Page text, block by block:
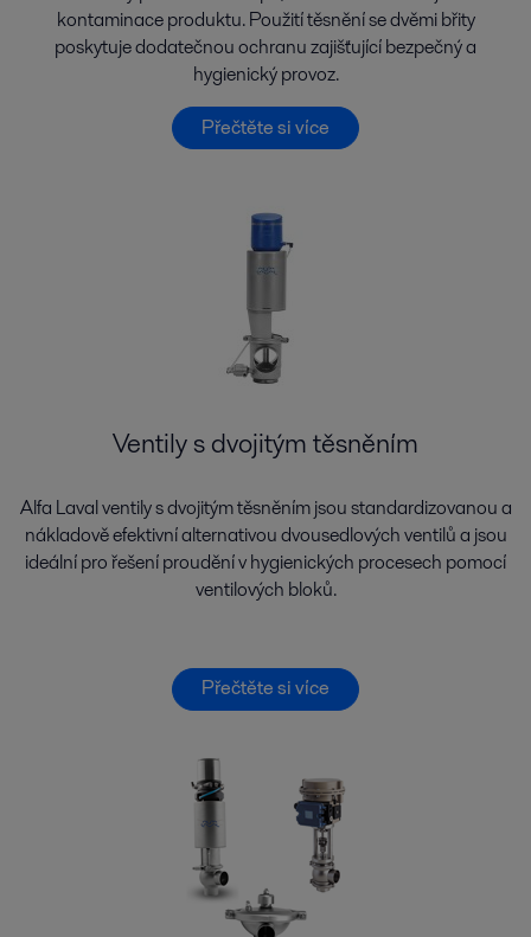
kontaminace produktu. Použití těsnění se dvěmi břity
poskytuje dodatečnou ochranu zajišťující bezpečný a
hygienický provoz.
Přečtěte si více
Ventily s dvojitým těsněním
Alfa Laval ventily s dvojitým těsněním jsou standardizovanou a
nákladově efektivní alternativou dvousedlových ventilů a jsou
ideální pro řešení proudění v hygienických procesech pomocí
ventilových bloků.
Přečtěte si více